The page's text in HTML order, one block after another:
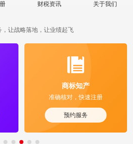
财税资讯 关于我们
，让战略落地，让业绩起飞
商标知产
准确核对，快速注册
预约服务